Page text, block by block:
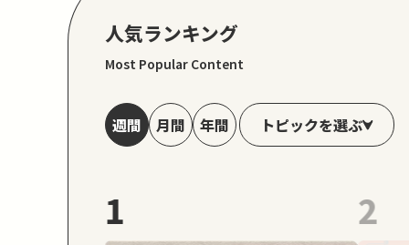
人気ランキング
Most Popular Content
週間 月間 年間 トピックを選ぶ
1 2